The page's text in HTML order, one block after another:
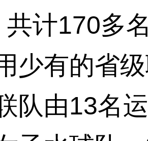
计170多
少有的省
队由13名